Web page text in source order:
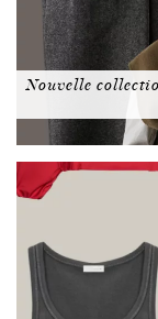
Nouvelle